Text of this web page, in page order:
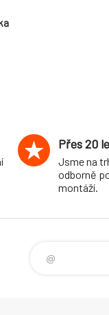
Přes 20
Jsme na
odborně
montáží.